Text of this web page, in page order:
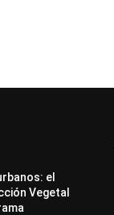
el
Vegetal